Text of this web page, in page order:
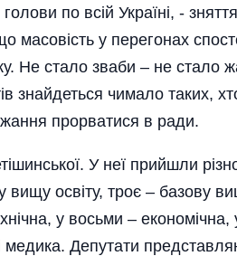
по всій Україні, -
масовість у перегонах
Не стало зваби – не стало
знайдеться чимало таких,
прорватися в ради.
У неї прийшли
вищу освіту, троє – базову
у восьми –
Депутати